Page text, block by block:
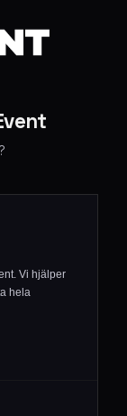
Vi hjälper
hela